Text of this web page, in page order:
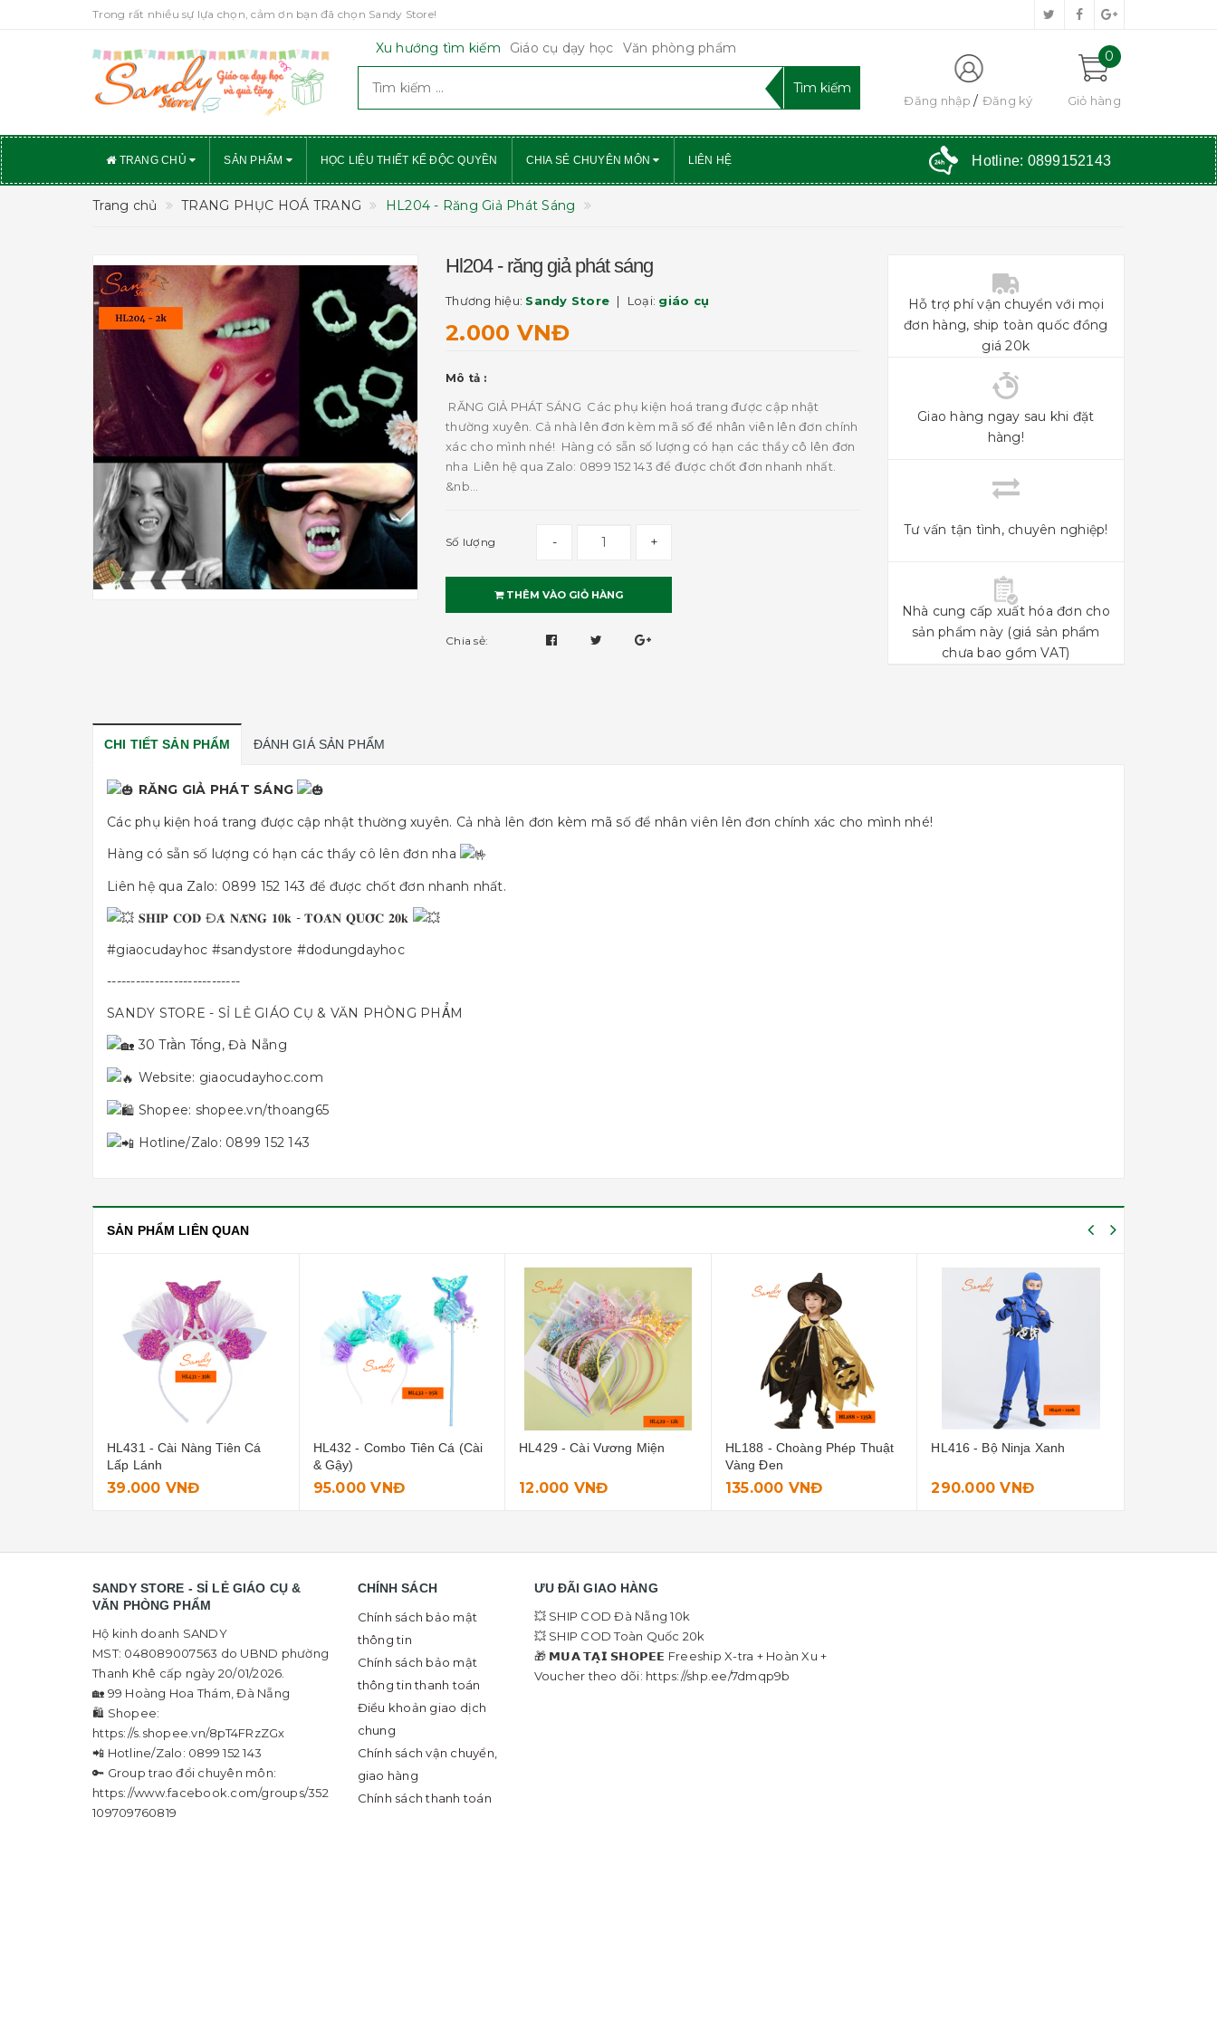
Trong rất nhiều sự lựa chọn, cảm ơn bạn đã chọn Sandy Store!
Xu hướng tìm kiếm Giáo cụ dạy học Văn phòng phẩm
Đăng nhập Đăng ký
0
Giỏ hàng
TRANG CHỦ SẢN PHẨM HỌC LIỆU THIẾT KẾ ĐỘC QUYỀN CHIA SẺ CHUYÊN MÔN LIÊN HỆ Hotline: 0899152143
Trang chủ TRANG PHỤC HOÁ TRANG HL204 - Răng Giả Phát Sáng
Hl204 - răng giả phát sáng
Thương hiệu: Sandy Store Loại: giáo cụ
2.000 VNĐ
Mô tả :
RĂNG GIẢ PHÁT SÁNG Các phụ kiện hoá trang được cập nhật
thường xuyên. Cả nhà lên đơn kèm mã số để nhân viên lên đơn chính
xác cho mình nhé! Hàng có sẵn số lượng có hạn các thầy cô lên đơn
nha Liên hệ qua Zalo: 0899 152 143 để được chốt đơn nhanh nhất.
&nb...
Số lượng - +
THÊM VÀO GIỎ HÀNG
Chia sẻ:
Hỗ trợ phí vận chuyển với mọi
đơn hàng, ship toàn quốc đồng
giá 20k
Giao hàng ngay sau khi đặt
hàng!
Tư vấn tận tình, chuyên nghiệp!
Nhà cung cấp xuất hóa đơn cho
sản phẩm này (giá sản phẩm
chưa bao gồm VAT)
CHI TIẾT SẢN PHẨM ĐÁNH GIÁ SẢN PHẨM
RĂNG GIẢ PHÁT SÁNG
Các phụ kiện hoá trang được cập nhật thường xuyên. Cả nhà lên đơn kèm mã số để nhân viên lên đơn chính xác cho mình nhé!
Hàng có sẵn số lượng có hạn các thầy cô lên đơn nha
Liên hệ qua Zalo: 0899 152 143 để được chốt đơn nhanh nhất.
𝐒𝐇𝐈𝐏 𝐂𝐎𝐃 Đ𝐀̀ 𝐍𝐀̆̃𝐍𝐆 𝟏𝟎𝐤 - 𝐓𝐎𝐀̀𝐍 𝐐𝐔𝐎̂́𝐂 𝟐𝟎𝐤
#giaocudayhoc #sandystore #dodungdayhoc
----------------------------
SANDY STORE - SỈ LẺ GIÁO CỤ & VĂN PHÒNG PHẨM
30 Trần Tống, Đà Nẵng
Website: giaocudayhoc.com
Shopee: shopee.vn/thoang65
Hotline/Zalo: 0899 152 143
SẢN PHẨM LIÊN QUAN
HL432 - Combo Tiên Cá (Cài
& Gậy)
95.000 VNĐ
HL429 - Cài Vương Miện
12.000 VNĐ
HL188 - Choàng Phép Thuật
135.000 VNĐ
HL416 - Bộ Ninja Xanh
290.000 VNĐ
HL449 - Set Ma Cà Rồng
195.000 VNĐ
SANDY STORE - SỈ LẺ GIÁO CỤ &
VĂN PHÒNG PHẨM
Hộ kinh doanh SANDY
MST: 048089007563 do UBND phường
Thanh Khê cấp ngày 20/01/2026.
🏡 99 Hoàng Hoa Thám, Đà Nẵng
🛍 Shopee:
https://s.shopee.vn/8pT4FRzZGx
📲 Hotline/Zalo: 0899 152 143
🔑 Group trao đổi chuyên môn:
https://www.facebook.com/groups/352
109709760819
CHÍNH SÁCH
Chính sách bảo mật
thông tin
Chính sách bảo mật
thông tin thanh toán
Điều khoản giao dịch
chung
Chính sách vận chuyển,
giao hàng
Chính sách thanh toán
ƯU ĐÃI GIAO HÀNG
💥 SHIP COD Đà Nẵng 10k
💥 SHIP COD Toàn Quốc 20k
🎁 𝗠𝗨𝗔 𝗧𝗔̣𝗜 𝗦𝗛𝗢𝗣𝗘𝗘 Freeship X-tra + Hoàn Xu +
Voucher theo dõi: https://shp.ee/7dmqp9b